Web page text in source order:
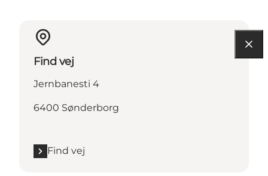
Find vej
Jernbanesti 4
6400 Sønderborg
Find vej